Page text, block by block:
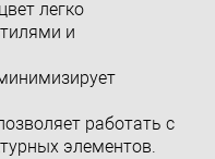
легко
и
работать с
элементов.